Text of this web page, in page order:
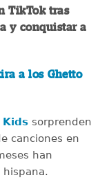
TikTok tras
y conquistar a
a los Ghetto
Kidssorprenden
canciones en
han